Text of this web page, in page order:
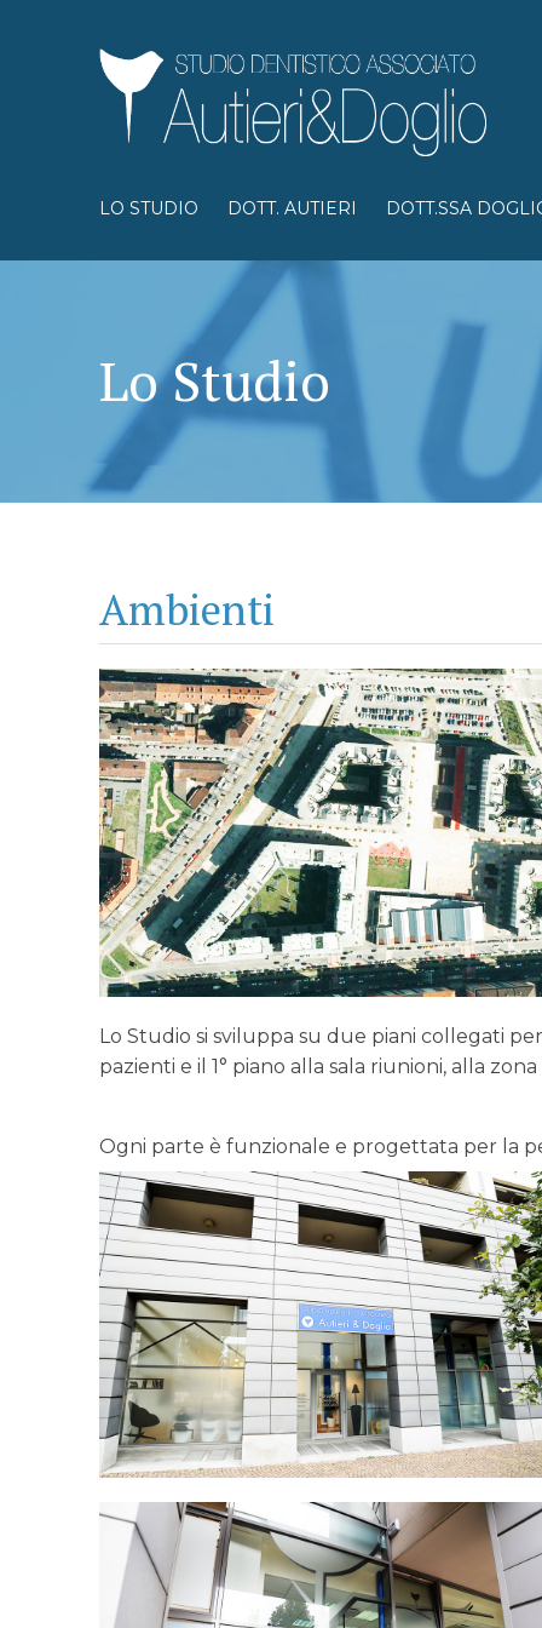
LO STUDIO DOTT. AUTIERI DOTT.SSA
Lo Studio
Ambienti
2-
Lo Studio si sviluppa su due piani collegati
pazienti e il 1° piano alla sala riunioni, alla
Ogni parte è funzionale e progettata per la
3-
4-